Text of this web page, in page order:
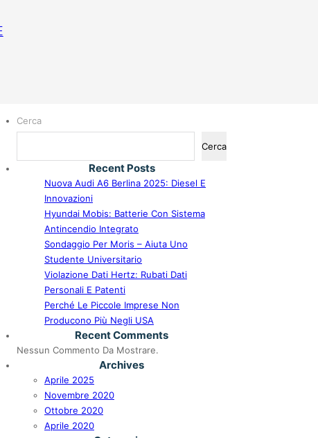
Cerca
Cerca
Recent Posts
Nuova Audi A6 Berlina 2025: Diesel E
Innovazioni
Hyundai Mobis: Batterie Con Sistema
Antincendio Integrato
Sondaggio Per Moris – Aiuta Uno
Studente Universitario
Violazione Dati Hertz: Rubati Dati
Personali E Patenti
Perché Le Piccole Imprese Non
Producono Più Negli USA
Recent Comments
Nessun Commento Da Mostrare.
Archives
Aprile 2025
Novembre 2020
Ottobre 2020
Aprile 2020